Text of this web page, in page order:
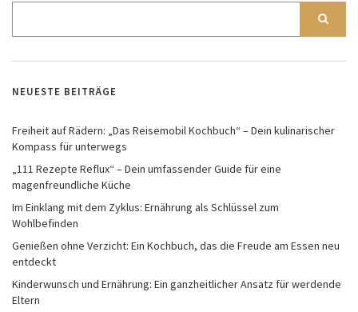
NEUESTE BEITRÄGE
Freiheit auf Rädern: „Das Reisemobil Kochbuch“ – Dein kulinarischer
Kompass für unterwegs
„111 Rezepte Reflux“ – Dein umfassender Guide für eine
magenfreundliche Küche
Im Einklang mit dem Zyklus: Ernährung als Schlüssel zum
Wohlbefinden
Genießen ohne Verzicht: Ein Kochbuch, das die Freude am Essen neu
entdeckt
Kinderwunsch und Ernährung: Ein ganzheitlicher Ansatz für werdende
Eltern